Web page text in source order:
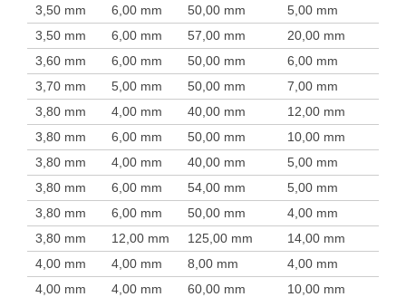
3,50 mm 6,00 mm 50,00 mm 5,00 mm
3,50 mm
6,00 mm 57,00 mm 20,00 mm
3,60 mm
6,00 mm 50,00 mm 6,00 mm
3,70 mm
5,00 mm 50,00 mm 7,00 mm
3,80 mm
4,00 mm 40,00 mm 12,00 mm
3,80 mm
6,00 mm 50,00 mm 10,00 mm
3,80 mm
4,00 mm 40,00 mm 5,00 mm
3,80 mm
6,00 mm 54,00 mm 5,00 mm
3,80 mm
6,00 mm 50,00 mm 4,00 mm
3,80 mm
12,00 mm 125,00 mm 14,00 mm
4,00 mm
4,00 mm 8,00 mm 4,00 mm
4,00 mm
4,00 mm 60,00 mm 10,00 mm